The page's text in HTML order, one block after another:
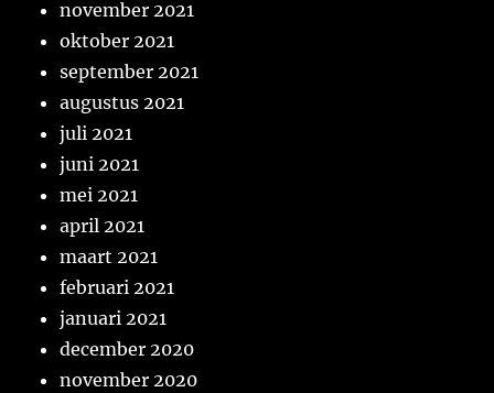
november 2021
oktober 2021
september 2021
augustus 2021
juli 2021
juni 2021
mei 2021
april 2021
maart 2021
februari 2021
januari 2021
december 2020
november 2020